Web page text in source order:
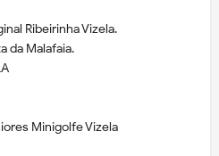
Ribeirinha Vizela.
da Malafaia.
Minigolfe Vizela